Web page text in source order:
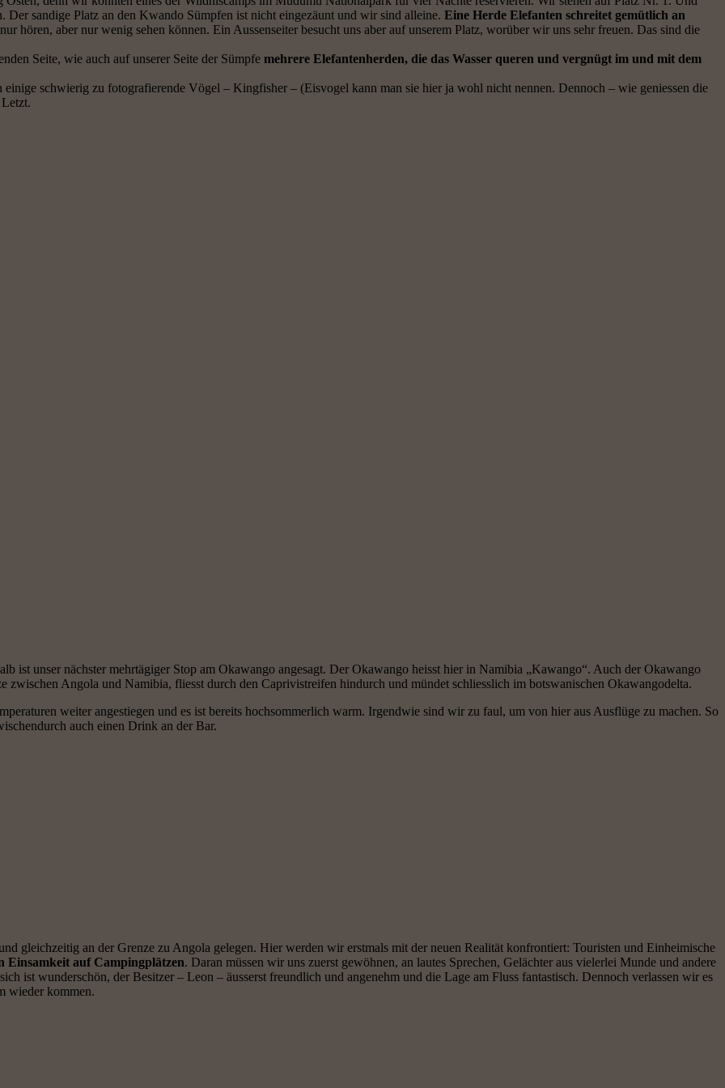
Der sandige Platz an den Kwando Sümpfen ist nicht eingezäunt und wir sind alleine. Eine Herde Elefanten schreitet gemütlich an
nur hören, aber nur wenig sehen können. Ein Aussenseiter besucht uns aber auf unserem Platz, worüber wir uns sehr freuen. Das sind die
Seite, wie auch auf unserer Seite der Sümpfe mehrere Elefantenherden, die das Wasser queren und vergnügt im und mit dem
schwierig zu fotografierende Vögel – Kingfisher – (Eisvogel kann man sie hier ja wohl nicht nennen. Dennoch – wie geniessen die
ist unser nächster mehrtägiger Stop am Okawango angesagt. Der Okawango heisst hier in Namibia „Kawango“. Auch der Okawango
Angola und Namibia, fliesst durch den Caprivistreifen hindurch und mündet schliesslich im botswanischen Okawangodelta.
weiter angestiegen und es ist bereits hochsommerlich warm. Irgendwie sind wir zu faul, um von hier aus Ausflüge zu machen. So
auch einen Drink an der Bar.
gleichzeitig an der Grenze zu Angola gelegen. Hier werden wir erstmals mit der neuen Realität konfrontiert: Touristen und Einheimische
Einsamkeit auf Campingplätzen. Daran müssen wir uns zuerst gewöhnen, an lautes Sprechen, Gelächter aus vielerlei Munde und andere
ist wunderschön, der Besitzer – Leon – äusserst freundlich und angenehm und die Lage am Fluss fantastisch. Dennoch verlassen wir es
wieder kommen.